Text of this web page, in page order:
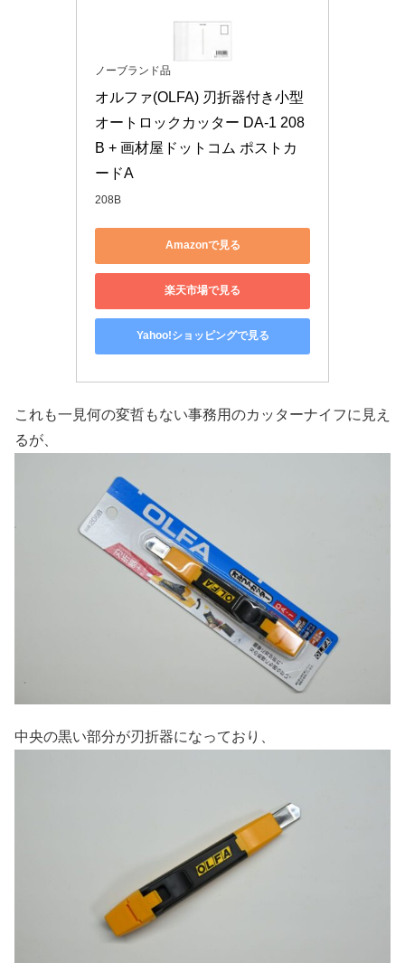
ノーブランド品
オルファ(OLFA) 刃折器付き小型
オートロックカッター DA-1 208
B + 画材屋ドットコム ポストカ
ードA
208B
Amazonで見る
楽天市場で見る
Yahoo!ショッピングで見る
これも一見何の変哲もない事務用のカッターナイフに見え
るが、
中央の黒い部分が刃折器になっており、